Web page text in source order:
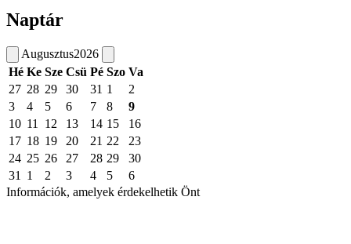
Naptár
Augusztus2026
Hé Ke Sze Csü Pé Szo Va
27 28 29 30 31 1
2
3
4 5 6 7 8
9
10 11 12 13 14 15
16
17 18 19 20 21 22
23
24 25 26 27 28 29
30
31
1 2 3 4 5
6
Információk, amelyek érdekelhetik Önt